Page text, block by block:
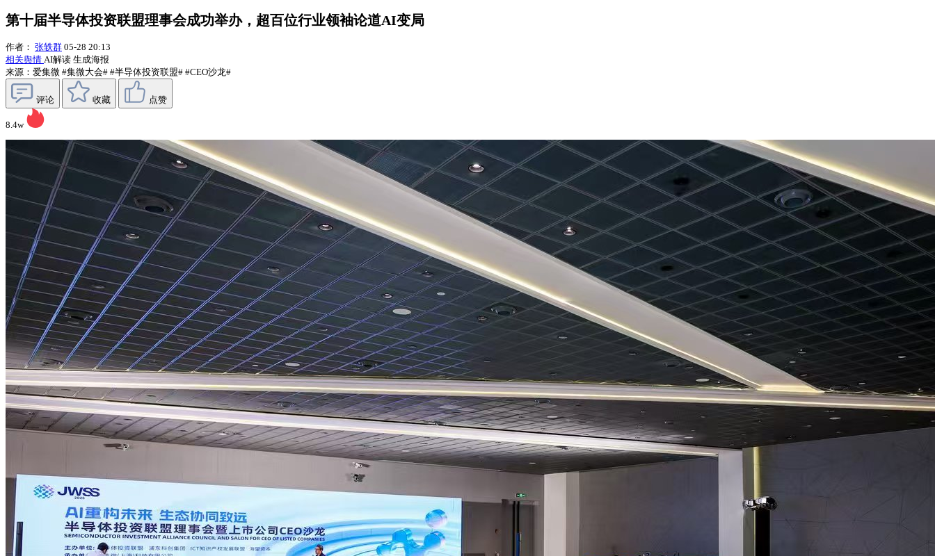
第十届半导体投资联盟理事会成功举办，超百位行业领袖论道AI变局
作者： 张轶群 05-28 20:13
相关舆情 AI解读 生成海报
来源：爱集微 #集微大会# #半导体投资联盟# #CEO沙龙#
评论 收藏 点赞
8.4w